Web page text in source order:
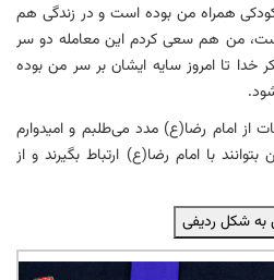
همراه من بوده است و در زندگی هم
من هم سعی کردم این معامله دو سر
خدا تا امروز سایه ایشان بر سر من بوده
از امام رضا(ع) مدد می‌طلبم و امیدوارم
با امام رضا(ع) ارتباط بگیرند و از
به شکل ردیفی